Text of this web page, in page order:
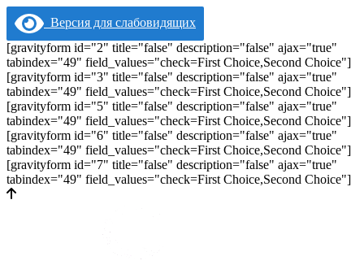
Версия для слабовидящих
[gravityform id="2" title="false" description="false" ajax="true"
tabindex="49" field_values="check=First Choice,Second Choice"]
[gravityform id="3" title="false" description="false" ajax="true"
tabindex="49" field_values="check=First Choice,Second Choice"]
[gravityform id="5" title="false" description="false" ajax="true"
tabindex="49" field_values="check=First Choice,Second Choice"]
[gravityform id="6" title="false" description="false" ajax="true"
tabindex="49" field_values="check=First Choice,Second Choice"]
[gravityform id="7" title="false" description="false" ajax="true"
tabindex="49" field_values="check=First Choice,Second Choice"]